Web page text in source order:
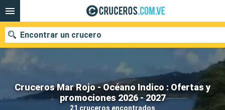
Cruceros Mar Rojo - Océano Indico : Ofertas y
promociones 2026 - 2027
21 cruceros encontrados
Encontrar un crucero
Nuestros destinos